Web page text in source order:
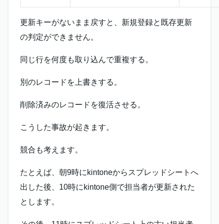
更新キーがないまま戻すと、新規登録と既存更新
の判定ができません。
同じ行を何度も取り込んで重複する。
別のレコードを上書きする。
削除済みのレコードを復活させる。
こうした事故が起きます。
競合も考えます。
たとえば、朝9時にkintoneからスプレッドシートへ
出した後、10時にkintone側で担当者が更新された
とします。